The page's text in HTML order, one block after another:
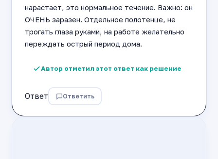
нарастает, это нормальное течение. Важно: он
ОЧЕНЬ заразен. Отдельное полотенце, не
трогать глаза руками, на работе желательно
переждать острый период дома.
Автор отметил этот ответ как решение
Ответ Ответить